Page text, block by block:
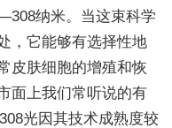
纳米。当这束科学
，它能够有选择性地
皮肤细胞的增殖和恢
面上我们常听说的有
光因其技术成熟度较